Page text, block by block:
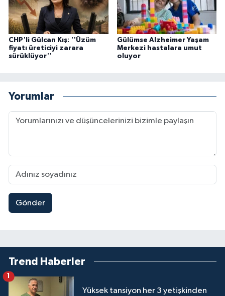
CHP'li Gülcan Kış: ''Üzüm
fiyatı üreticiyi zarara
sürüklüyor''
Gülümse Alzheimer Yaşam
Merkezi hastalara umut
oluyor
Yorumlar
Gönder
Trend Haberler
Yüksek tansiyon her 3 yetişkinden
1